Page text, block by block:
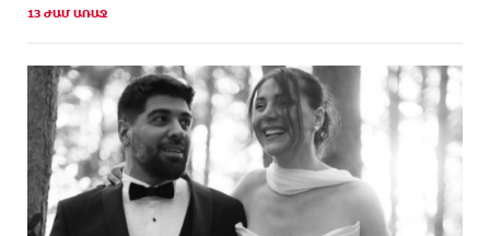
13 ԺԱՄ ԱՌԱՋ